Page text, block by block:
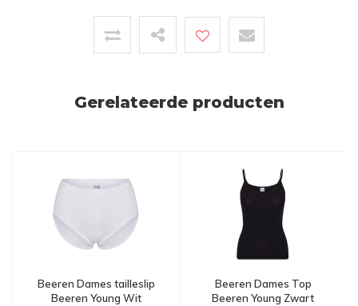
Gerelateerde producten
Beeren Dames tailleslip
Beeren Young Wit
Beeren Dames Top
Beeren Young Zwart